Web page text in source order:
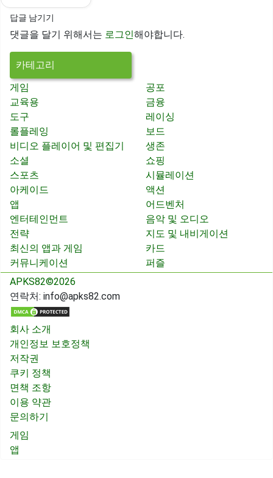
답글 남기기
댓글을 달기 위해서는 로그인해야합니다.
카테고리
게임
공포
교육용
금융
도구
레이싱
롤플레잉
보드
비디오 플레이어 및 편집기
생존
소셜
쇼핑
스포츠
시뮬레이션
아케이드
액션
앱
어드벤처
엔터테인먼트
음악 및 오디오
전략
지도 및 내비게이션
최신의 앱과 게임
카드
커뮤니케이션
퍼즐
APKS82©2026
연락처: info@apks82.com
회사 소개
개인정보 보호정책
저작권
쿠키 정책
면책 조항
이용 약관
문의하기
게임
앱